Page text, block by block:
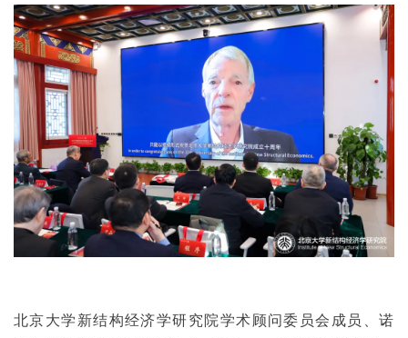
北京大学新结构经济学研究院学术顾问委员会成员、诺